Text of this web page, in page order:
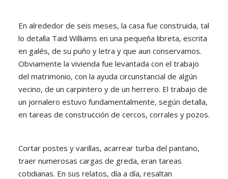
En alrededor de seis meses, la casa fue construida, tal
lo detalla Taid Williams en una pequeña libreta, escrita
en galés, de su puño y letra y que aun conservamos.
Obviamente la vivienda fue levantada con el trabajo
del matrimonio, con la ayuda circunstancial de algún
vecino, de un carpintero y de un herrero. El trabajo de
un jornalero estuvo fundamentalmente, según detalla,
en tareas de construcción de cercos, corrales y pozos.
Cortar postes y varillas, acarrear turba del pantano,
traer numerosas cargas de greda, eran tareas
cotidianas. En sus relatos, día a día, resaltan